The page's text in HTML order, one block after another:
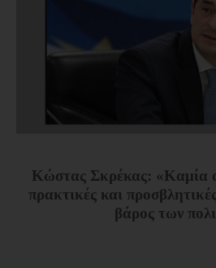
Κώστας Σκρέκας: «Καμία
πρακτικές και
βάρος των